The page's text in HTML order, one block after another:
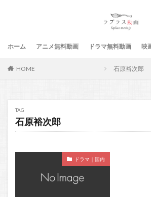
ホーム アニメ無料動画 ドラマ無料動画 映
HOME 石原裕次郎
TAG
石原裕次郎
ドラマ｜国内